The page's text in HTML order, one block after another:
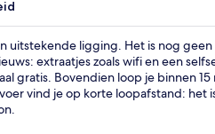
uitstekende ligging. Het is nog
extraatjes zoals wifi en een
gratis. Bovendien loop je binnen
vind je op korte loopafstand: het